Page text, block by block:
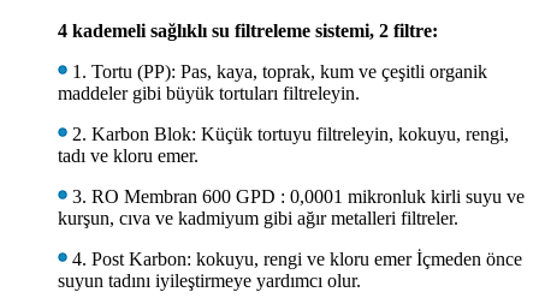
4 kademeli sağlıklı su filtreleme sistemi, 2 filtre:
1. Tortu (PP): Pas, kaya, toprak, kum ve çeşitli organik
maddeler gibi büyük tortuları filtreleyin.
2. Karbon Blok: Küçük tortuyu filtreleyin, kokuyu, rengi,
tadı ve kloru emer.
3. RO Membran 600 GPD : 0,0001 mikronluk kirli suyu ve
kurşun, cıva ve kadmiyum gibi ağır metalleri filtreler.
4. Post Karbon: kokuyu, rengi ve kloru emer İçmeden önce
suyun tadını iyileştirmeye yardımcı olur.